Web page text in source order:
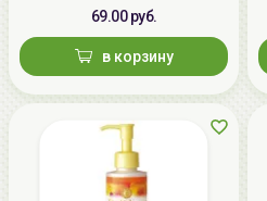
69.00 руб.
в корзину